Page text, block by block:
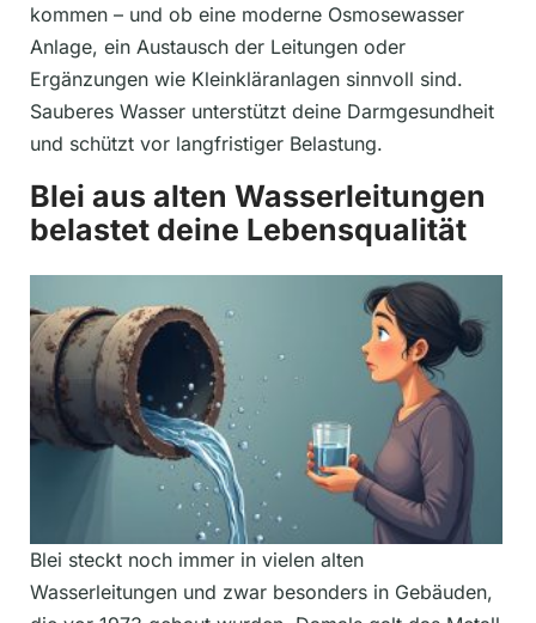
kommen – und ob eine moderne Osmosewasser
Anlage, ein Austausch der Leitungen oder
Ergänzungen wie Kleinkläranlagen sinnvoll sind.
Sauberes Wasser unterstützt deine Darmgesundheit
und schützt vor langfristiger Belastung.
Blei aus alten Wasserleitungen
belastet deine Lebensqualität
Blei steckt noch immer in vielen alten
Wasserleitungen und zwar besonders in Gebäuden,